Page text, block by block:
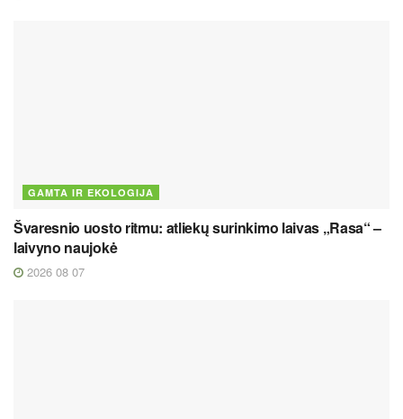
GAMTA IR EKOLOGIJA
Švaresnio uosto ritmu: atliekų surinkimo laivas „Rasa“ –
laivyno naujokė
2026 08 07